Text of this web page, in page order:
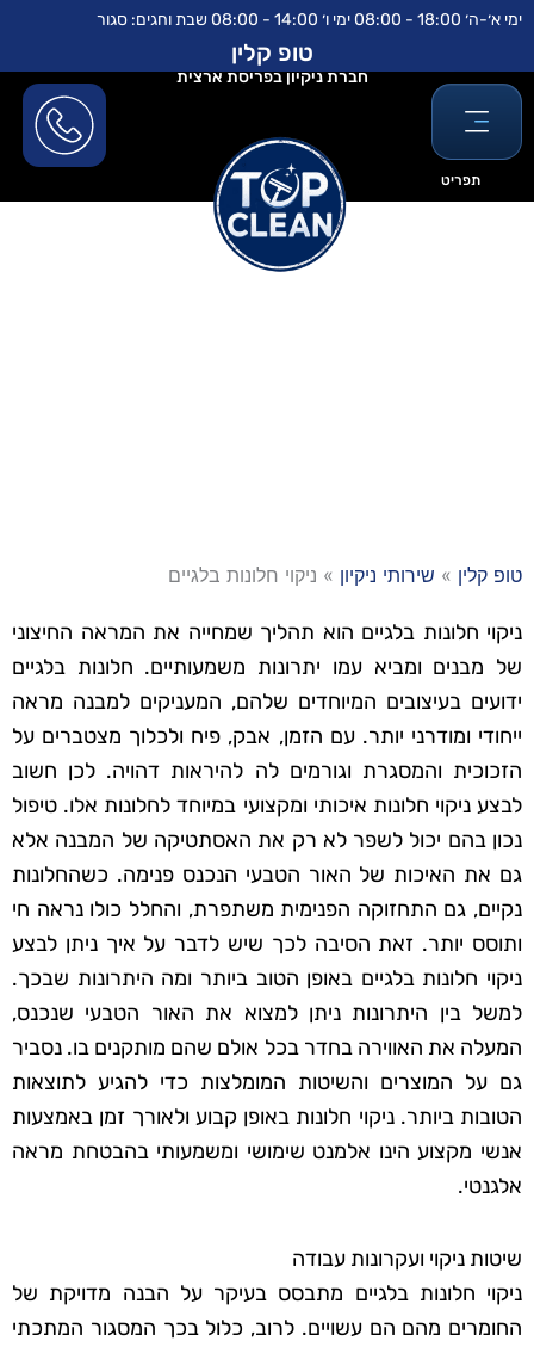
לתוכן
דילוג
ימי א׳-ה׳ 18:00 - 08:00 ימי ו׳ 14:00 - 08:00 שבת וחגים: סגור
תפריט
טופ קלין
חברת ניקיון בפריסת ארצית
טופ קלין » שירותי ניקיון » ניקוי חלונות בלגיים
ניקוי חלונות בלגיים הוא תהליך שמחייה את המראה החיצוני
של מבנים ומביא עמו יתרונות משמעותיים. חלונות בלגיים
ידועים בעיצובים המיוחדים שלהם, המעניקים למבנה מראה
ייחודי ומודרני יותר. עם הזמן, אבק, פיח ולכלוך מצטברים על
הזכוכית והמסגרת וגורמים לה להיראות דהויה. לכן חשוב
לבצע ניקוי חלונות איכותי ומקצועי במיוחד לחלונות אלו. טיפול
נכון בהם יכול לשפר לא רק את האסתטיקה של המבנה אלא
גם את האיכות של האור הטבעי הנכנס פנימה. כשהחלונות
נקיים, גם התחזוקה הפנימית משתפרת, והחלל כולו נראה חי
ותוסס יותר. זאת הסיבה לכך שיש לדבר על איך ניתן לבצע
ניקוי חלונות בלגיים באופן הטוב ביותר ומה היתרונות שבכך.
למשל בין היתרונות ניתן למצוא את האור הטבעי שנכנס,
המעלה את האווירה בחדר בכל אולם שהם מותקנים בו. נסביר
גם על המוצרים והשיטות המומלצות כדי להגיע לתוצאות
הטובות ביותר. ניקוי חלונות באופן קבוע ולאורך זמן באמצעות
אנשי מקצוע הינו אלמנט שימושי ומשמעותי בהבטחת מראה
אלגנטי.
שיטות ניקוי ועקרונות עבודה
ניקוי חלונות בלגיים מתבסס בעיקר על הבנה מדויקת של
החומרים מהם הם עשויים. לרוב, כלול בכך המסגור המתכתי